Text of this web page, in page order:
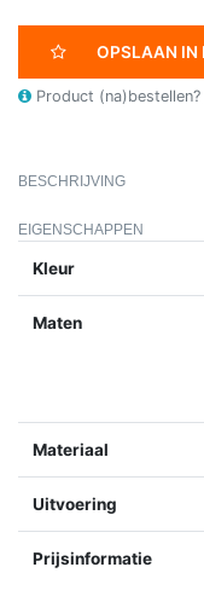
OPSLAAN IN
Product (na)bestellen?
BESCHRIJVING
EIGENSCHAPPEN
Kleur
Maten
Materiaal
Uitvoering
Prijsinformatie